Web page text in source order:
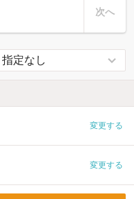
次へ
変更する
変更する